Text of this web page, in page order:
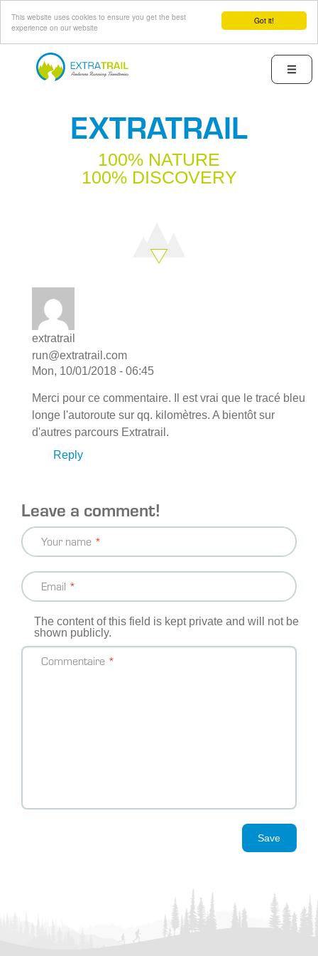
Got it!
This website uses cookies to ensure you get the best
experience on our website
Menu
EXTRATRAIL
100% NATURE
100% DISCOVERY
extratrail
run@extratrail.com
Mon, 10/01/2018 - 06:45
Merci pour ce commentaire. Il est vrai que le tracé bleu
longe l'autoroute sur qq. kilomètres. A bientôt sur
d'autres parcours Extratrail.
Reply
Leave a comment!
Your name
Email
The content of this field is kept private and will not be
shown publicly.
Commentaire
Save